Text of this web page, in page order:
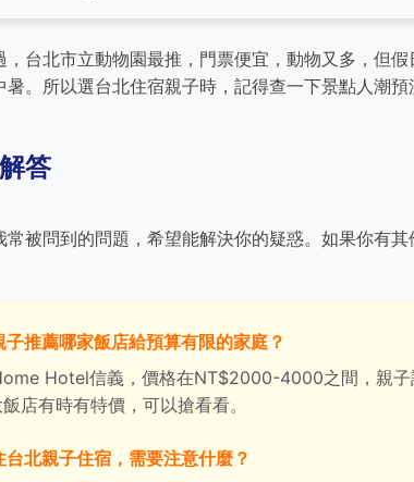
，台北市立動物園最推，門票便宜，動物又多，但
。所以選台北住宿親子時，記得查一下景點人潮預
答
常被問到的問題，希望能解決你的疑惑。如果你有
推薦哪家飯店給預算有限的家庭？
Hotel信義，價格在NT$2000-4000之間，親子
店有時有特價，可以搶看看。
北親子住宿，需要注意什麼？